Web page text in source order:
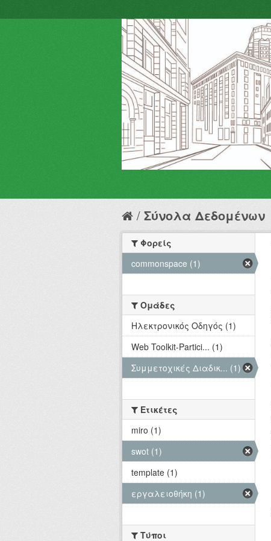
Σύνολα Δεδομένων
Φορείς
commonspace (1)
Ομάδες
Hλεκτρονικός Οδηγός (1)
Web Toolkit-Partici... (1)
Συμμετοχικές Διαδικ... (1)
Ετικέτες
miro (1)
swot (1)
template (1)
εργαλειοθήκη (1)
Τύποι